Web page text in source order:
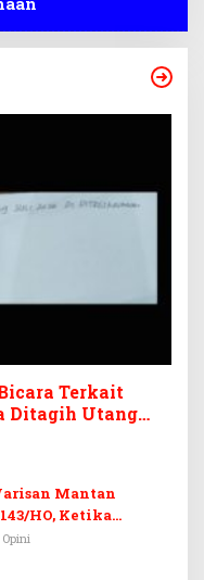
Terkait
Ditagih Utang
Mantan
HO, Ketika
Pemerasan